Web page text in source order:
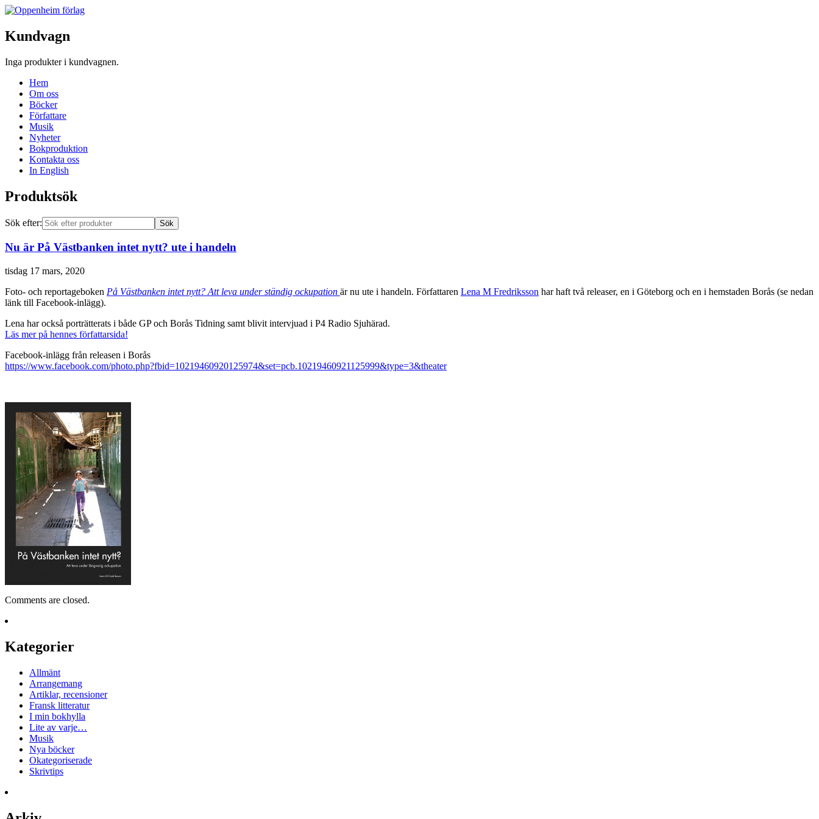
Kundvagn
Inga produkter i kundvagnen.
Hem
Om oss
Böcker
Författare
Musik
Nyheter
Bokproduktion
Kontakta oss
In English
Produktsök
Sök efter:
Nu är På Västbanken intet nytt? ute i handeln
tisdag 17 mars, 2020
Foto- och reportageboken På Västbanken intet nytt? Att leva under ständig ockupation är nu ute i handeln. Författaren Lena M Fredriksson har haft två releaser, en i Göteborg och en i hemstaden Borås (se nedan
länk till Facebook-inlägg).
Lena har också porträtterats i både GP och Borås Tidning samt blivit intervjuad i P4 Radio Sjuhärad.
Läs mer på hennes författarsida!
Facebook-inlägg från releasen i Borås
https://www.facebook.com/photo.php?fbid=10219460920125974&set=pcb.10219460921125999&type=3&theater
Comments are closed.
Kategorier
Allmänt
Arrangemang
Artiklar, recensioner
Fransk litteratur
I min bokhylla
Lite av varje…
Musik
Nya böcker
Okategoriserade
Skrivtips